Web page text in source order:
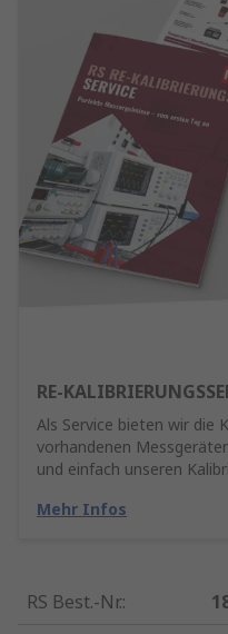
RE-
Als Service bieten wir die
vorhandenen
und einfach unseren
Mehr Infos
RS Best.-Nr.: